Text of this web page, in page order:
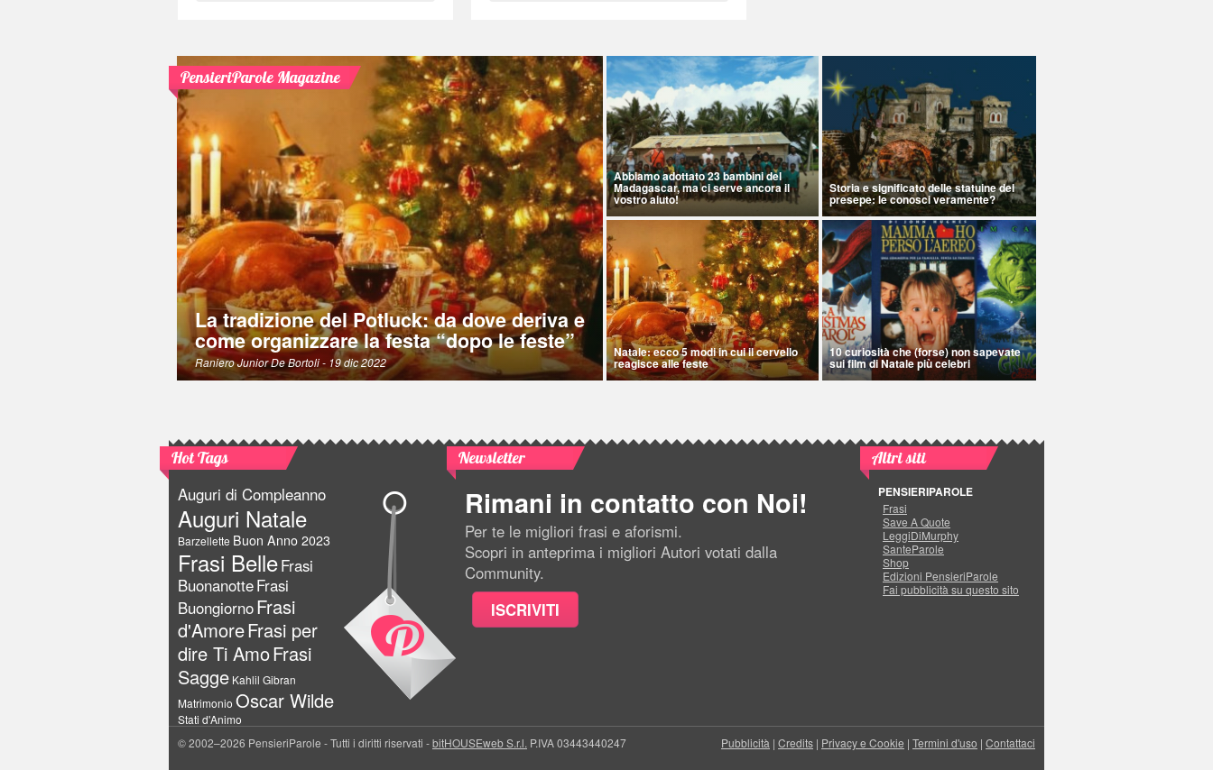
PensieriParole Magazine
La tradizione del Potluck: da dove deriva e
come organizzare la festa “dopo le feste”
Raniero Junior De Bortoli- 19 dic 2022
Abbiamo adottato 23 bambini del
Madagascar, ma ci serve ancora il
vostro aiuto!
Storia e significato delle statuine del
presepe: le conosci veramente?
Natale: ecco 5 modi in cui il cervello
reagisce alle feste
10 curiosità che (forse) non sapevate
sui film di Natale più celebri
Hot Tags
Auguri di Compleanno
Auguri Natale
Barzellette Buon Anno 2023
Frasi BelleFrasi
BuonanotteFrasi
BuongiornoFrasi
d'AmoreFrasi per
dire Ti AmoFrasi
Sagge Kahlil Gibran
Matrimonio Oscar Wilde
Stati d'Animo
Newsletter
Rimani in contatto con Noi!
Per te le migliori frasi e aforismi.
Scopri in anteprima i migliori Autori votati dalla
Community.
ISCRIVITI
Altri siti
PENSIERIPAROLE
Frasi
Save A Quote
LeggiDiMurphy
SanteParole
Shop
Edizioni PensieriParole
Fai pubblicità su questo sito
© 2002–2026 PensieriParole - Tutti i diritti riservati -bitHOUSEweb S.r.l. P.IVA 03443440247 Pubblicità | Credits | Privacy e Cookie | Termini d'uso | Contattaci